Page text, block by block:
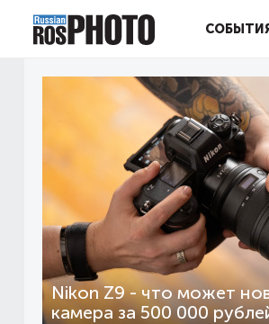
СОБЫТИЯ
Nikon Z9 - что может
камера за 500 000